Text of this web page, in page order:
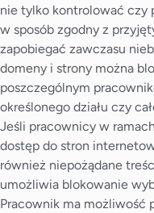
nie tylko kontrolować czy
w sposób zgodny z
zapobiegać zawczasu
domeny i strony można
poszczególnym
określonego działu czy
Jeśli pracownicy w
dostęp do stron
również niepożądane
umożliwia blokowanie
Pracownik ma możliwość